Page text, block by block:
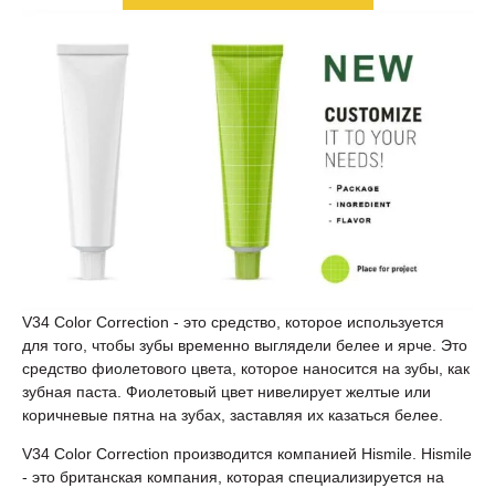
V34 Color Correction - это средство, которое используется
для того, чтобы зубы временно выглядели белее и ярче. Это
средство фиолетового цвета, которое наносится на зубы, как
зубная паста. Фиолетовый цвет нивелирует желтые или
коричневые пятна на зубах, заставляя их казаться белее.
V34 Color Correction производится компанией Hismile. Hismile
- это британская компания, которая специализируется на